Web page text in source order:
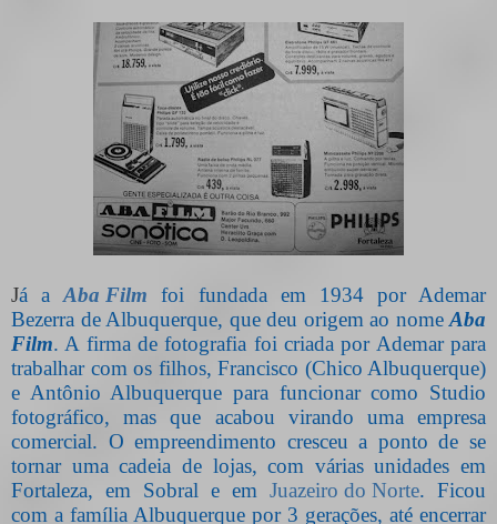
Já aAba Film foi fundada em 1934 por Ademar
Bezerra de Albuquerque, que deu origem ao nome Aba
Film. A firma de fotografia foi criada por Ademar para
trabalhar com os filhos, Francisco (Chico Albuquerque)
e Antônio Albuquerque para funcionar como Studio
fotográfico, mas que acabou virando uma empresa
comercial. O empreendimento cresceu a ponto de se
tornar uma cadeia de lojas, com várias unidades em
Fortaleza, em Sobral e em Juazeiro do Norte. Ficou
com a família Albuquerque por 3 gerações, até encerrar